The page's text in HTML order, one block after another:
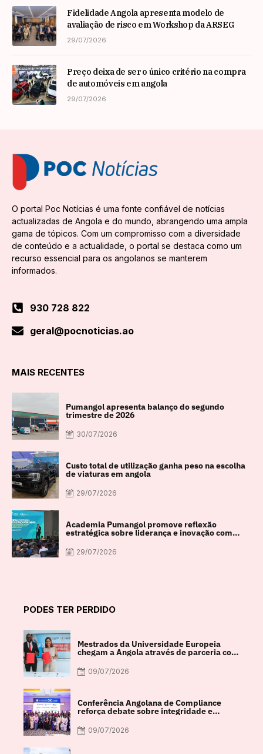
Fidelidade Angola apresenta modelo de
avaliação de risco em Workshop da ARSEG
29/07/2026
Preço deixa de ser o único critério na compra
de automóveis em angola
29/07/2026
O portal Poc Notícias é uma fonte confiável de notícias
actualizadas de Angola e do mundo, abrangendo uma ampla
gama de tópicos. Com um compromisso com a diversidade
de conteúdo e a actualidade, o portal se destaca como um
recurso essencial para os angolanos se manterem
informados.
930 728 822
geral@pocnoticias.ao
MAIS RECENTES
Pumangol apresenta balanço do segundo
trimestre de 2026
30/07/2026
Custo total de utilização ganha peso na escolha
de viaturas em angola
29/07/2026
Academia Pumangol promove reflexão
estratégica sobre liderança e inovação com
especialista internacional Nadim Habib
29/07/2026
PODES TER PERDIDO
Mestrados da Universidade Europeia
chegam a Angola através de parceria com
a FACUL
09/07/2026
Conferência Angolana de Compliance
reforça debate sobre integridade e
crescimento económico
09/07/2026